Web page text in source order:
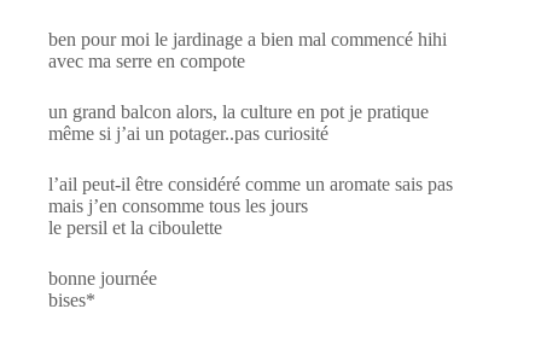
ben pour moi le jardinage a bien mal commencé hihi
avec ma serre en compote
un grand balcon alors, la culture en pot je pratique
même si j’ai un potager..pas curiosité
l’ail peut-il être considéré comme un aromate sais pas
mais j’en consomme tous les jours
le persil et la ciboulette
bonne journée
bises*